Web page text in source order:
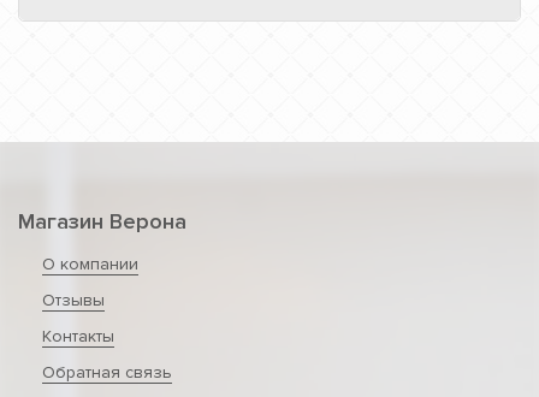
Магазин Верона
О компании
Отзывы
Контакты
Обратная связь